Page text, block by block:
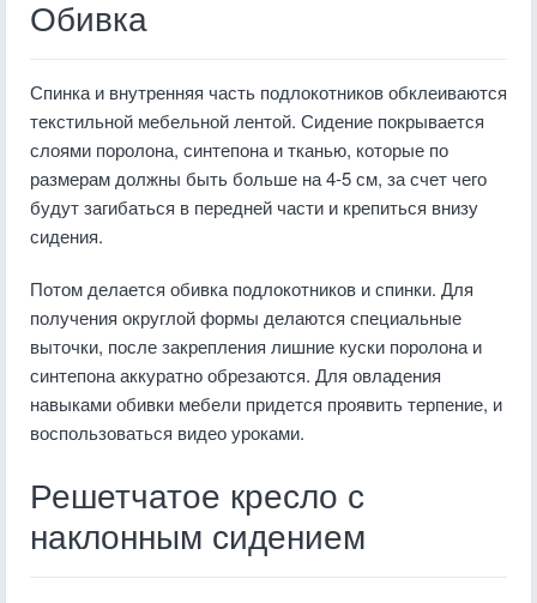
Обивка
Спинка и внутренняя часть подлокотников обклеиваются
текстильной мебельной лентой. Сидение покрывается
слоями поролона, синтепона и тканью, которые по
размерам должны быть больше на 4-5 см, за счет чего
будут загибаться в передней части и крепиться внизу
сидения.
Потом делается обивка подлокотников и спинки. Для
получения округлой формы делаются специальные
выточки, после закрепления лишние куски поролона и
синтепона аккуратно обрезаются. Для овладения
навыками обивки мебели придется проявить терпение, и
воспользоваться видео уроками.
Решетчатое кресло с
наклонным сидением